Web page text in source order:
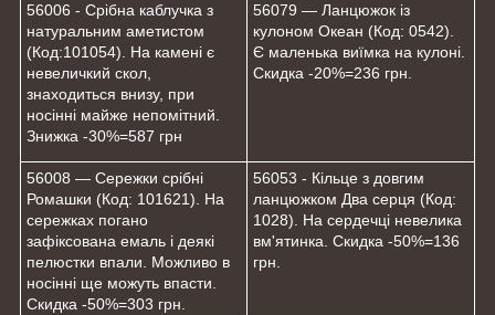
56006 - Срібна каблучка з
натуральним аметистом
(Код:101054). На камені є
невеличкий скол,
знаходиться внизу, при
носінні майже непомітний.
Знижка -30%=587 грн
56079 — Ланцюжок із
кулоном Океан (Код: 0542).
Є маленька виїмка на кулоні.
Скидка -20%=236 грн.
56008 — Сережки срібні
Ромашки (Код: 101621). На
сережках погано
зафіксована емаль і деякі
пелюстки впали. Можливо в
носінні ще можуть впасти.
Скидка -50%=303 грн.
56053 - Кільце з довгим
ланцюжком Два серця (Код:
1028). На сердечці невелика
вм'ятинка. Скидка -50%=136
грн.